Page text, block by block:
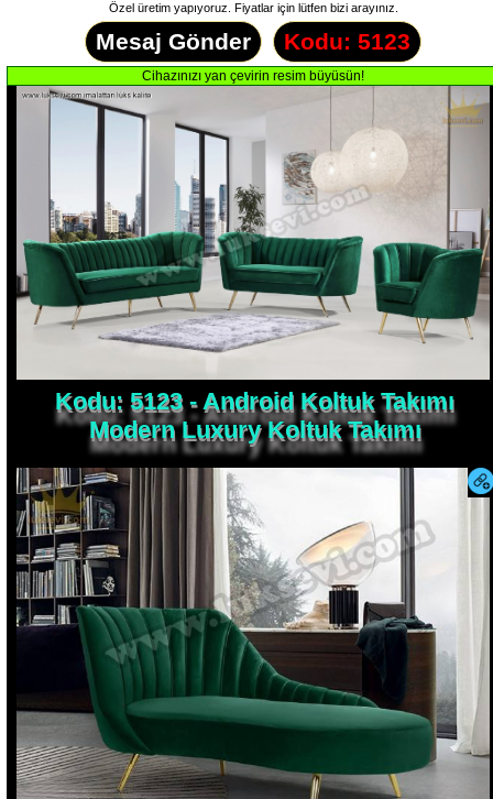
Özel üretim yapıyoruz. Fiyatlar için lütfen bizi arayınız.
Mesaj Gönder Kodu: 5123
Kodu: 5123 - Android Koltuk Takımı
Modern Luxury Koltuk Takımı